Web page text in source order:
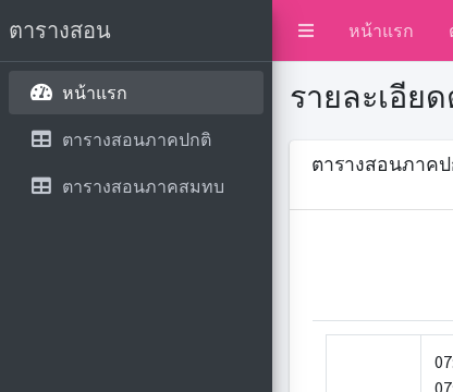
หน้าแรก
ตารางสอน
หน้าแรก
ตารางสอนภาคปกติ
ตารางสอนภาคสมทบ
รายละเอีย
ตารางสอนภาคป